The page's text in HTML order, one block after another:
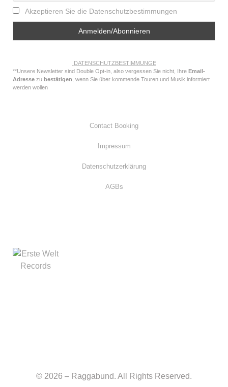
Akzeptieren Sie die Datenschutzbestimmungen
DATENSCHUTZBESTIMMUNGE
**Unsere Newsletter sind Double Opt-in, also vergessen Sie nicht, Ihre Email-
Adresse zu bestätigen , wenn Sie über kommende Touren und Musik informiert
werden wollen
Contact Booking
Impressum
Datenschutzerklärung
AGBs
© 2026 – Raggabund. All Rights Reserved.